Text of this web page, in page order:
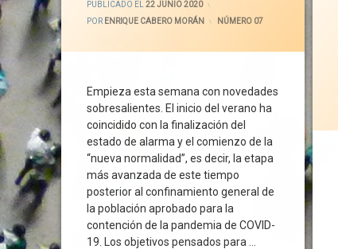
PUBLICADO EL 22 JUNIO 2020
POR ENRIQUE CABERO MORÁN CATEGORÍAS:
NÚMERO 07
Empieza esta semana con novedades
sobresalientes. El inicio del verano ha
coincidido con la finalización del
estado de alarma y el comienzo de la
“nueva normalidad”, es decir, la etapa
más avanzada de este tiempo
posterior al confinamiento general de
la población aprobado para la
contención de la pandemia de COVID-
19. Los objetivos pensados para …
Cohesión Social
Corporaciones Locales
Crisis Sanitaria
Diálogo Social
Ejemplo
Empleo
Estado De Alarma
FRMP
Gobierno